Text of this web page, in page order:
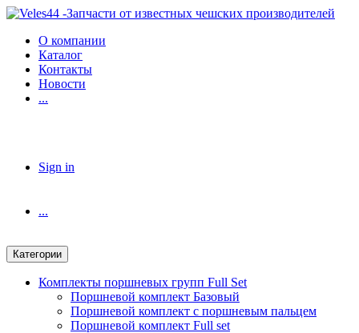
Skip
navigation
Skip
contentО компании
Каталог
Контакты
Новости
...
Sign in
...
Категории
Комплекты поршневых групп Full Set
Поршневой комплект Базовый
Поршневой комплект с поршневым пальцем
Поршневой комплект Full set